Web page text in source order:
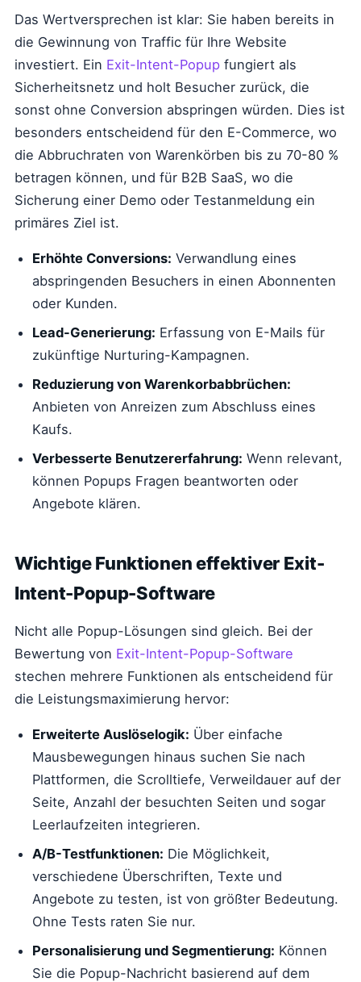
Das Wertversprechen ist klar: Sie haben bereits in
die Gewinnung von Traffic für Ihre Website
investiert. Ein Exit-Intent-Popup fungiert als
Sicherheitsnetz und holt Besucher zurück, die
sonst ohne Conversion abspringen würden. Dies ist
besonders entscheidend für den E-Commerce, wo
die Abbruchraten von Warenkörben bis zu 70-80 %
betragen können, und für B2B SaaS, wo die
Sicherung einer Demo oder Testanmeldung ein
primäres Ziel ist.
Erhöhte Conversions: Verwandlung eines
abspringenden Besuchers in einen Abonnenten
oder Kunden.
Lead-Generierung: Erfassung von E-Mails für
zukünftige Nurturing-Kampagnen.
Reduzierung von Warenkorbabbrüchen:
Anbieten von Anreizen zum Abschluss eines
Kaufs.
Verbesserte Benutzererfahrung: Wenn relevant,
können Popups Fragen beantworten oder
Angebote klären.
Wichtige Funktionen effektiver Exit-
Intent-Popup-Software
Nicht alle Popup-Lösungen sind gleich. Bei der
Bewertung von Exit-Intent-Popup-Software
stechen mehrere Funktionen als entscheidend für
die Leistungsmaximierung hervor:
Erweiterte Auslöselogik: Über einfache
Mausbewegungen hinaus suchen Sie nach
Plattformen, die Scrolltiefe, Verweildauer auf der
Seite, Anzahl der besuchten Seiten und sogar
Leerlaufzeiten integrieren.
A/B-Testfunktionen: Die Möglichkeit,
verschiedene Überschriften, Texte und
Angebote zu testen, ist von größter Bedeutung.
Ohne Tests raten Sie nur.
Personalisierung und Segmentierung: Können
Sie die Popup-Nachricht basierend auf dem